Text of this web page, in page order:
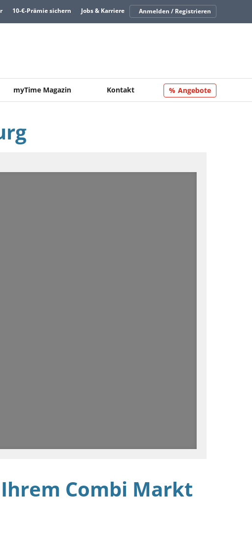
10-€-Prämie sichern Jobs & Karriere Anmelden / Registrieren
myTime Magazin Kontakt Angebote
Combi Markt